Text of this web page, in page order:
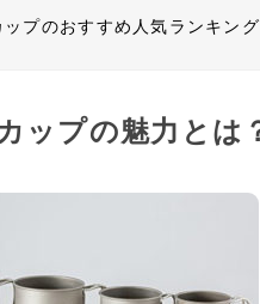
ップのおすすめ人気ランキ
ップの魅力とは